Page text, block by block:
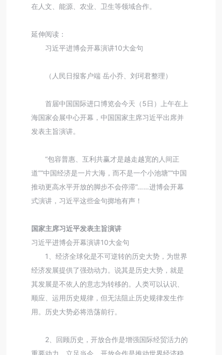
在人文、能源、农业、卫生等领域合作。
延伸阅读：
习近平进博会开幕演讲10大金句
（人民日报客户端 岳小乔、刘珂君整理）
首届中国国际进口博览会今天（5日）上午在上
海国家会展中心开幕，中国国家主席习近平出席并
发表主旨演讲。
“包容普惠、互利共赢才是越走越宽的人间正
道”“中国经济是一片大海，而不是一个小池塘”“中国
推动更高水平开放的脚步不会停滞”……进博会开幕
式演讲，习近平这些金句掷地有声！
国家主席习近平发表主旨演讲
习近平进博会开幕演讲10大金句
1、经济全球化是不可逆转的历史大势，为世界
经济发展提供了强劲动力。说其是历史大势，就是
其发展是不依人的意志为转移的。人类可以认识、
顺应、运用历史规律，但无法阻止历史规律发生作
用。历史大势必将浩荡前行。
2、回顾历史，开放合作是增强国际经贸活力的
重要动力。立足当今，开放合作是推动世界经济稳